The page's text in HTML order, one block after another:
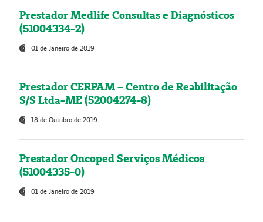
Prestador Medlife Consultas e Diagnósticos
(51004334-2)
01 de Janeiro de 2019
Prestador CERPAM – Centro de Reabilitação
S/S Ltda-ME (52004274-8)
18 de Outubro de 2019
Prestador Oncoped Serviços Médicos
(51004335-0)
01 de Janeiro de 2019